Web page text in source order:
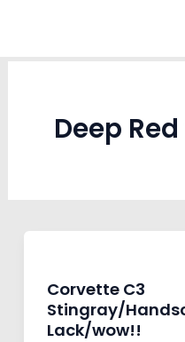
Deep
Corvette C3
Stingray/
Lack/wow!!